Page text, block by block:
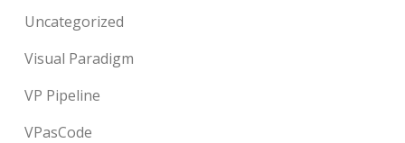
Uncategorized
Visual Paradigm
VP Pipeline
VPasCode